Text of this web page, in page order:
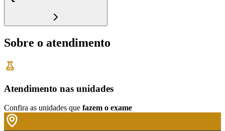
Sobre o atendimento
Atendimento nas unidades
Confira as unidades que fazem o exame